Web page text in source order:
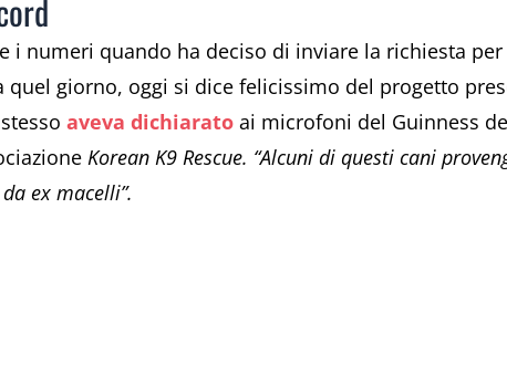
i numeri quando ha deciso di inviare la richiesta
quel giorno, oggi si dice felicissimo del progetto
aveva dichiarato ai microfoni del Guinness
Korean K9 Rescue. “Alcuni di questi cani
ex macelli”.